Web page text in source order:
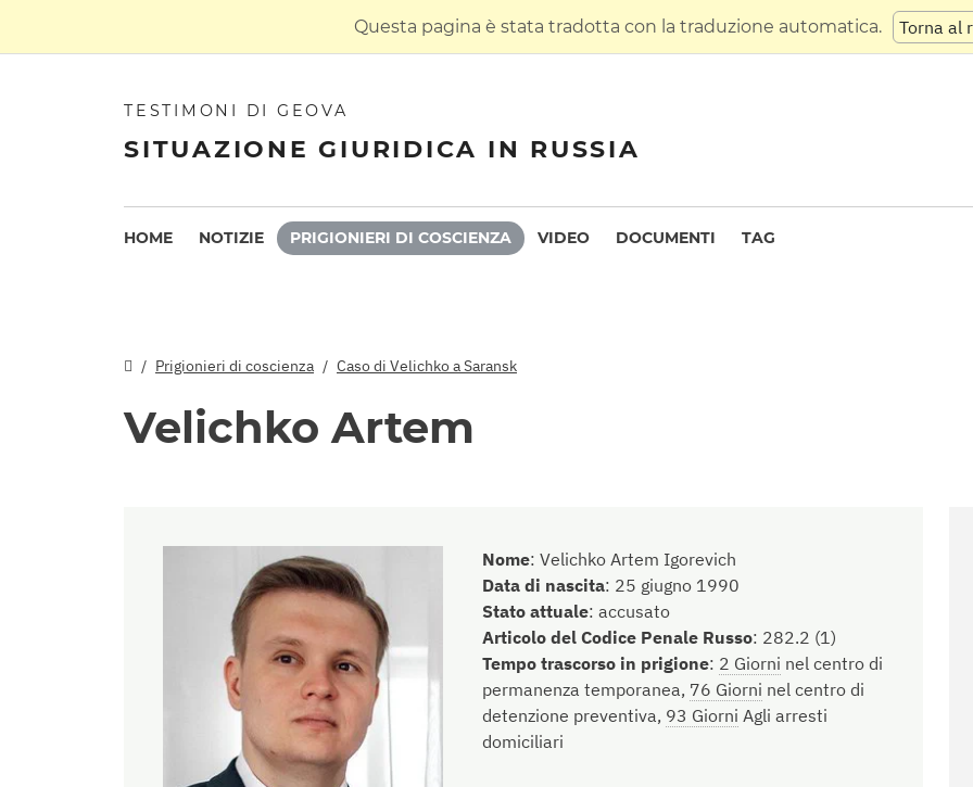
Questa pagina è stata tradotta con la traduzione automatica. Torna al
TESTIMONI DI GEOVA
SITUAZIONE GIURIDICA IN RUSSIA
HOME NOTIZIE PRIGIONIERI DI COSCIENZA VIDEO DOCUMENTI TAG
Prigionieri di coscienza Caso di Velichko a Saransk
Velichko Artem
Nome:Velichko Artem Igorevich
Data di nascita: 25 giugno 1990
Stato attuale:accusato
Articolo del Codice Penale Russo: 282.2 (1)
Tempo trascorso in prigione: 2 Giorni nel centro di
permanenza temporanea, 76 Giorni nel centro di
detenzione preventiva, 93 Giorni Agli arresti
domiciliari